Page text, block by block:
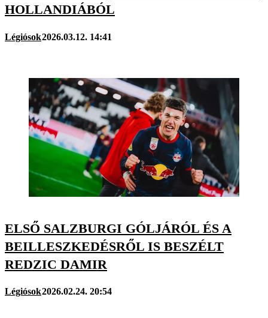
HOLLANDIÁBÓL
Légiósok2026.03.12. 14:41
ELSŐ SALZBURGI GÓLJÁRÓL ÉS A
BEILLESZKEDÉSRŐL IS BESZÉLT
REDZIC DAMIR
Légiósok2026.02.24. 20:54